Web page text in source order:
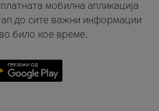
мобилна апликација
до сите важни информации
било кое време.